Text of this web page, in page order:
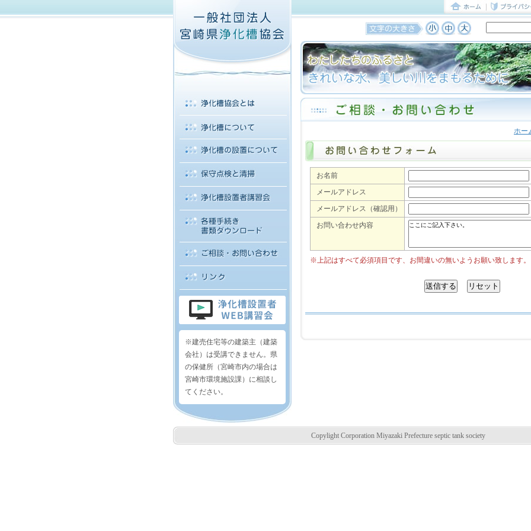
※建売住宅等の建築主（建築
会社）は受講できません。県
の保健所（宮崎市内の場合は
宮崎市環境施設課）に相談し
てください。
ホー
お名前
メールアドレス
メールアドレス（確認用）
お問い合わせ内容
※上記はすべて必須項目です、お間違いの無いようお願い致します。
Copylight Corporation Miyazaki Prefecture septic tank society